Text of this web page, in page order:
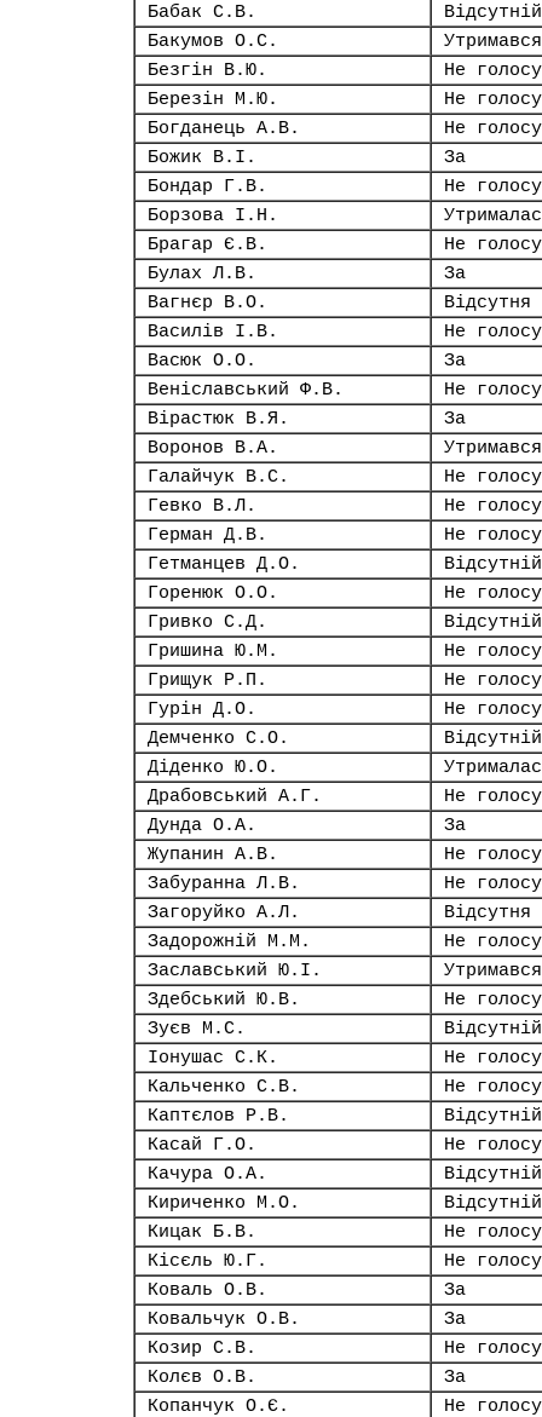
Бабак С.В.
Відсутній
Бакумов О.С.
Утримався
Безгін В.Ю.
Не
Березін М.Ю.
Не
Богданець А.В.
Не
Божик В.І.
За
Бондар Г.В.
Не
Борзова І.Н.
Брагар Є.В.
Не
Булах Л.В.
За
Вагнєр В.О.
Відсутня
Василів І.В.
Не
Васюк О.О.
За
Веніславський Ф.В.
Не
Вірастюк В.Я.
За
Воронов В.А.
Утримався
Галайчук В.С.
Не
Гевко В.Л.
Не
Герман Д.В.
Не
Гетманцев Д.О.
Відсутній
Горенюк О.О.
Не
Гривко С.Д.
Відсутній
Гришина Ю.М.
Не
Грищук Р.П.
Не
Гурін Д.О.
Не
Демченко С.О.
Відсутній
Діденко Ю.О.
Драбовський А.Г.
Не
Дунда О.А.
За
Жупанин А.В.
Не
Забуранна Л.В.
Не
Загоруйко А.Л.
Відсутня
Задорожній М.М.
Не
Заславський Ю.І.
Утримався
Здебський Ю.В.
Не
Зуєв М.С.
Відсутній
Іонушас С.К.
Не
Кальченко С.В.
Не
Каптєлов Р.В.
Відсутній
Касай Г.О.
Не
Качура О.А.
Відсутній
Кириченко М.О.
Відсутній
Кицак Б.В.
Не
Кісєль Ю.Г.
Не
Коваль О.В.
За
Ковальчук О.В.
За
Козир С.В.
Не
Колєв О.В.
За
Копанчук О.Є.
Не